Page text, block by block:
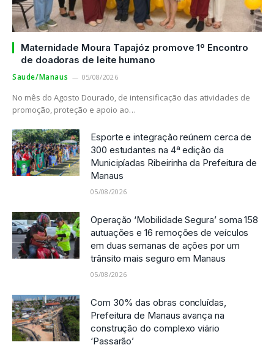
Maternidade Moura Tapajóz promove 1º Encontro
de doadoras de leite humano
Saude/Manaus 05/08/2026
No mês do Agosto Dourado, de intensificação das atividades de
promoção, proteção e apoio ao…
Esporte e integração reúnem cerca de
300 estudantes na 4ª edição da
Municipíadas Ribeirinha da Prefeitura de
Manaus
05/08/2026
Operação ‘Mobilidade Segura’ soma 158
autuações e 16 remoções de veículos
em duas semanas de ações por um
trânsito mais seguro em Manaus
05/08/2026
Com 30% das obras concluídas,
Prefeitura de Manaus avança na
construção do complexo viário
‘Passarão’